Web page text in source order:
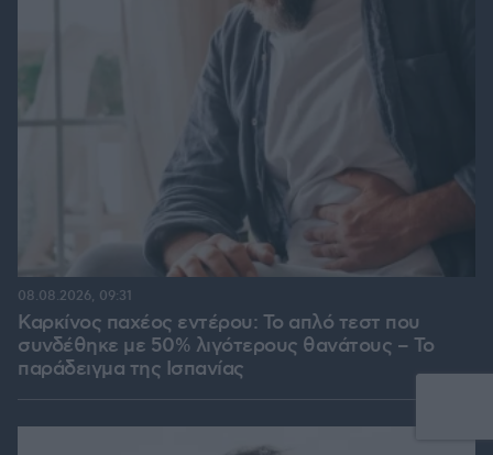
Καρκίνος παχέος εντέρου: Το απλό τεστ που
συνδέθηκε με 50% λιγότερους θανάτους – Το
παράδειγμα της Ισπανίας
08.08.2026, 09:31